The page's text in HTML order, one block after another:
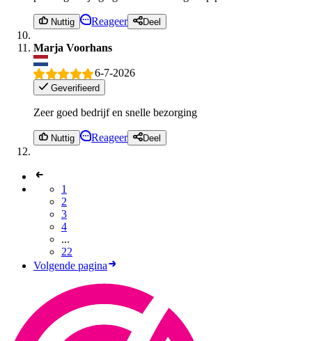
Nuttig Reageer Deel
Marja Voorhans
6-7-2026
Geverifieerd
Zeer goed bedrijf en snelle bezorging
Nuttig Reageer Deel
1
2
3
4
...
22
Volgende pagina